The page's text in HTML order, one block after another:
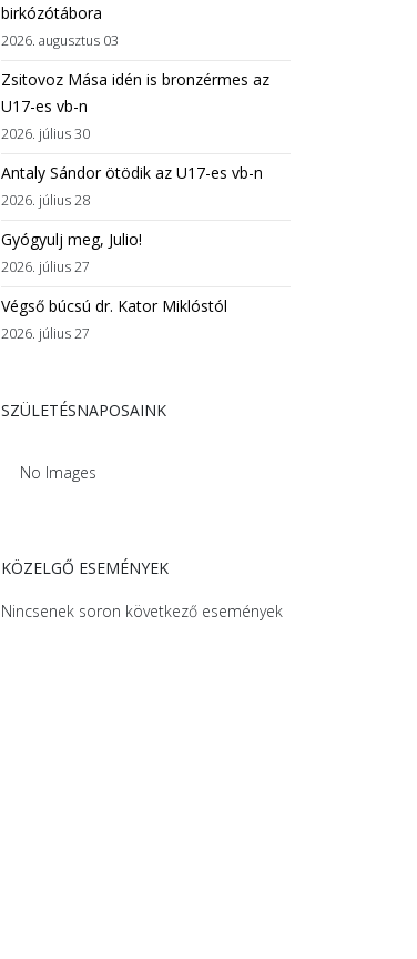
birkózótábora
2026. augusztus 03
Zsitovoz Mása idén is bronzérmes az
U17-es vb-n
2026. július 30
Antaly Sándor ötödik az U17-es vb-n
2026. július 28
Gyógyulj meg, Julio!
2026. július 27
Végső búcsú dr. Kator Miklóstól
2026. július 27
SZÜLETÉSNAPOSAINK
No Images
KÖZELGŐ ESEMÉNYEK
Nincsenek soron következő események